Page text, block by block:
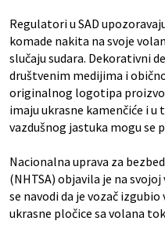
Regulatori u SAD
komade nakita na svoje
slučaju sudara. Dekorativni
društvenim medijima i
originalnog logotipa
imaju ukrasne kamenčiće i
vazdušnog jastuka mogu
Nacionalna uprava za
(NHTSA) objavila je na
se navodi da je vozač
ukrasne pločice sa volana